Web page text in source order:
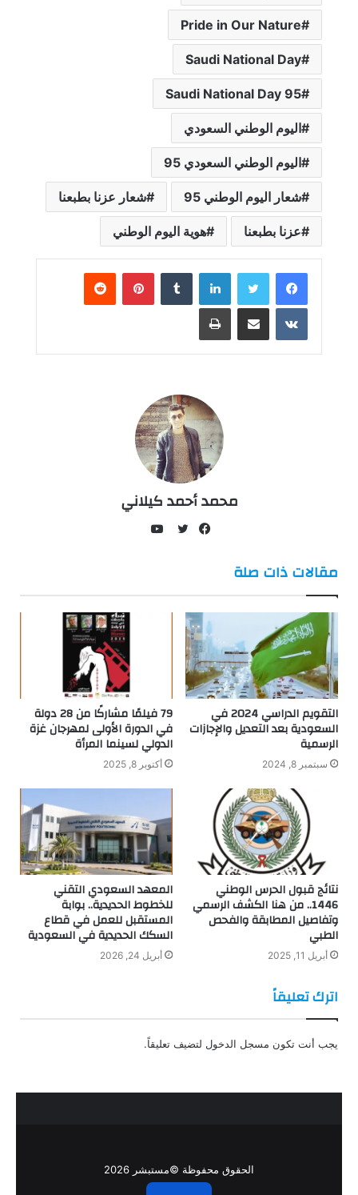
Pride in Our Nature
Saudi National Day
Saudi National Day 95
اليوم الوطني السعودي
اليوم الوطني السعودي 95
شعار اليوم الوطني 95 شعار عزنا بطبعنا
عزنا بطبعنا هوية اليوم الوطني
لينكدإن بينتيريست
مشاركة عبر البريد طباعة
محمد أحمد كيلاني
مقالات ذات صلة
التقويم الدراسي 2024 في
السعودية بعد التعديل والإجازات
الرسمية
سبتمبر 8, 2024
79 فيلمًا مشاركًا من 28 دولة
في الدورة الأولى لمهرجان غزة
الدولي لسينما المرأة
أكتوبر 8, 2025
نتائج قبول الحرس الوطني
1446.. من هنا الكشف الرسمي
وتفاصيل المطابقة والفحص
الطبي
أبريل 11, 2025
المعهد السعودي التقني
للخطوط الحديدية.. بوابة
المستقبل للعمل في قطاع
السكك الحديدية في السعودية
أبريل 24, 2026
اترك تعليقاً
يجب أنت تكون مسجل الدخول لتضيف تعليقاً.
الحقوق محفوظة ©مستبشر 2026